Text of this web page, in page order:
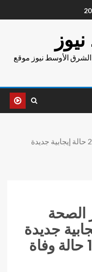
الأوسط نيوز موقع
الشرق الأوسط نيوز الصحة تسجيل 232 حالة إيجابية جديدة
الصحة
إيجابية جديدة